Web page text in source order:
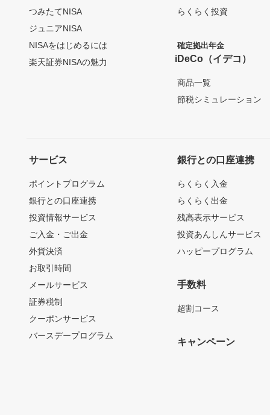
つみたてNISA
ジュニアNISA
NISAをはじめるには
楽天証券NISAの魅力
らくらく投資
確定拠出年金
iDeCo（イデコ）
商品一覧
節税シミュレーション
サービス
ポイントプログラム
銀行との口座連携
投資情報サービス
ご入金・ご出金
外貨決済
お取引時間
メールサービス
証券税制
クーポンサービス
バースデープログラム
銀行との口座連携
らくらく入金
らくらく出金
残高表示サービス
投資あんしんサービス
ハッピープログラム
手数料
超割コース
キャンペーン